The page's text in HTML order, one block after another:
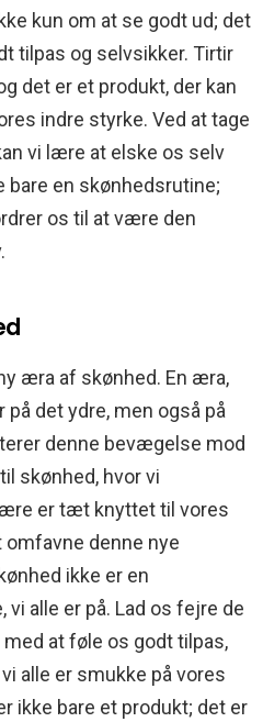
kun om at se godt ud; det
tilpas og selvsikker. Tirtir
det er et produkt, der kan
indre styrke. Ved at tage
vi lære at elske os selv
bare en skønhedsrutine;
os til at være den
æra af skønhed. En æra,
det ydre, men også på
denne bevægelse mod
skønhed, hvor vi
er tæt knyttet til vores
omfavne denne nye
ikke er en
alle er på. Lad os fejre de
at føle os godt tilpas,
alle er smukke på vores
ikke bare et produkt; det er